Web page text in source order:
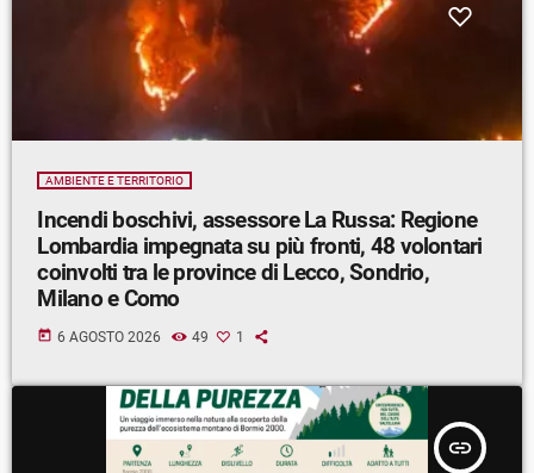
AMBIENTE E TERRITORIO
Incendi boschivi, assessore La Russa: Regione
Lombardia impegnata su più fronti, 48 volontari
coinvolti tra le province di Lecco, Sondrio,
Milano e Como
today 6 AGOSTO 2026 49 1
insert_link